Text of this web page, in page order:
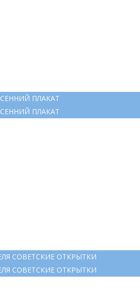
ПЛАКАТ
ПЛАКАТ
СОВЕТСКИЕ ОТКРЫТКИ
СОВЕТСКИЕ ОТКРЫТКИ